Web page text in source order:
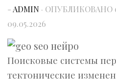
- ADMIN · ОПУБЛИКОВАНО
09.05.2026
Поисковые системы
тектонические